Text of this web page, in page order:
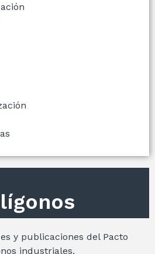
y publicaciones del Pacto
industriales.